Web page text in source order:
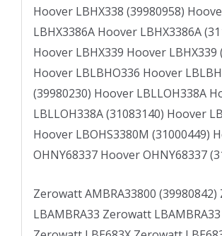
Hoover LBHX338 (39980958)
LBHX3386A Hoover LBHX3386A
Hoover LBHX339 Hoover LBHX339
Hoover LBLBHO336 Hoover
(39980230) Hoover LBLLOH338A
LBLLOH338A (31083140) Hoover
Hoover LBOHS3380M (31000449)
OHNY68337 Hoover OHNY68337
Zerowatt AMBRA33800
LBAMBRA33 Zerowatt